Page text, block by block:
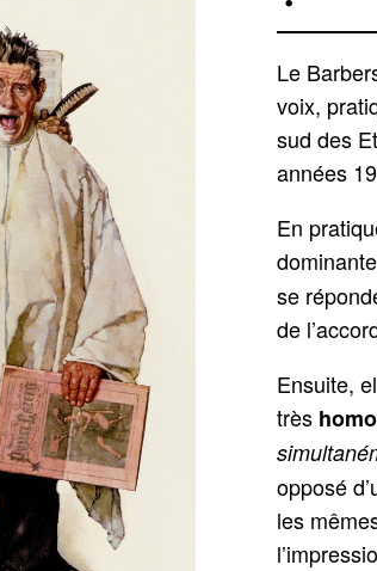
Le
voix,
sud des
années
En
dominante
se
de
Ensuite,
très
opposé
les